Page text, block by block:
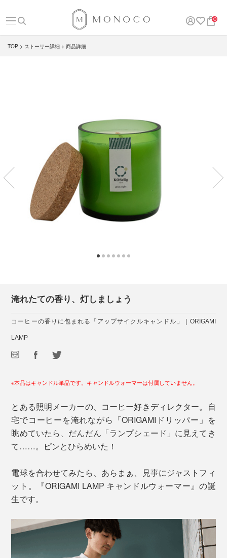
0
TOP ストーリー詳細 商品詳細
淹れたての香り、灯しましょう
コーヒーの香りに包まれる「アップサイクルキャンドル」｜ORIGAMI
LAMP
※本品はキャンドル単品です。キャンドルウォーマーは付属していません。
とある照明メーカーの、コーヒー好きディレクター。自
宅でコーヒーを淹れながら「ORIGAMIドリッパー」を
眺めていたら、だんだん「ランプシェード」に見えてき
て……。ピンとひらめいた！
電球を合わせてみたら、あらまぁ、見事にジャストフィ
ット。『ORIGAMI LAMP キャンドルウォーマー』の誕
生です。